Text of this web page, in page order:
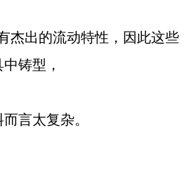
杰出的流动特性，因此这些
铸型，
言太复杂。